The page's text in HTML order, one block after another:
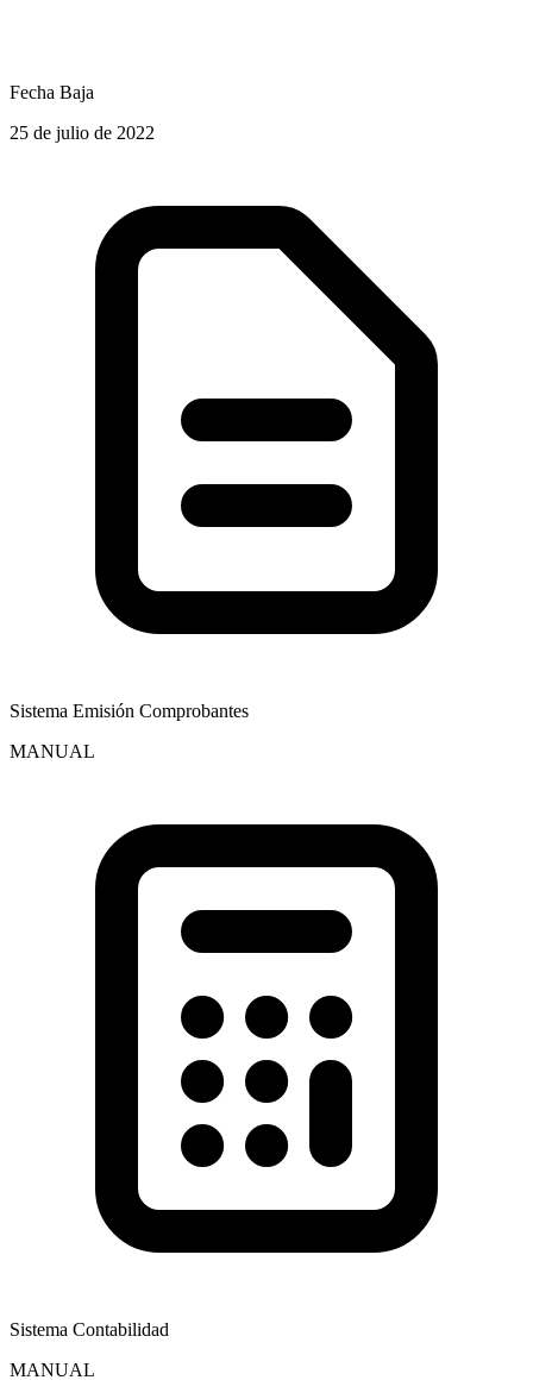
Fecha Baja
25 de julio de 2022
Sistema Emisión Comprobantes
MANUAL
Sistema Contabilidad
MANUAL